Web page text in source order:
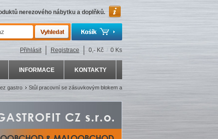
nerezového nábytku a doplňků.
Přihlásit Registrace 0,- Kč / 0 Ks
INFORMACE KONTAKTY
gastro Stůl pracovní se zásuvkovým blokem a